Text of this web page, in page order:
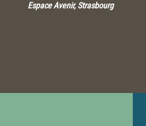
Espace Avenir, Strasbourg